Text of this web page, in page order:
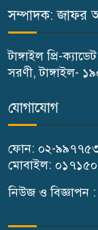
সম্পাদক: জাফর
টাঙ্গাইল প্রি-
সরণী, টাঙ্গাইল-
যোগাযোগ
ফোন: ০২-
মোবাইল:
নিউজ ও